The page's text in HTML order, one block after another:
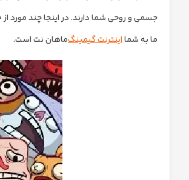
جسمی و روحی شما دارند. در اینجا چند مورد از
ما به شمااینترنت گیمینگماهان نت است.